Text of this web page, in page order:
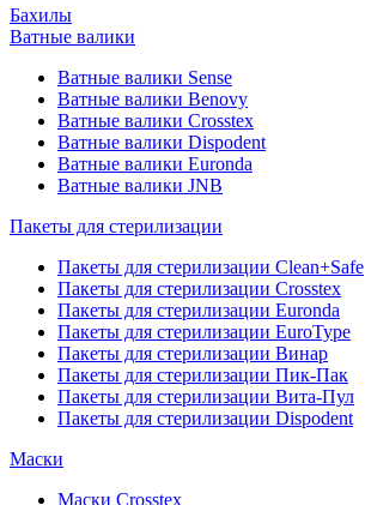
Бахилы
Ватные валики
Ватные валики Sense
Ватные валики Benovy
Ватные валики Crosstex
Ватные валики Dispodent
Ватные валики Euronda
Ватные валики JNB
Пакеты для стерилизации
Пакеты для стерилизации Clean+Safe
Пакеты для стерилизации Crosstex
Пакеты для стерилизации Euronda
Пакеты для стерилизации EuroType
Пакеты для стерилизации Винар
Пакеты для стерилизации Пик-Пак
Пакеты для стерилизации Вита-Пул
Пакеты для стерилизации Dispodent
Маски
Маски Crosstex